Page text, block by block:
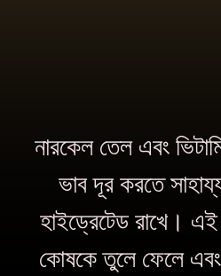
নারকেল তেল এবং
ভাব দূর করতে
হাইড্রেটেড রাখে।
কোষকে তুলে ফেলে